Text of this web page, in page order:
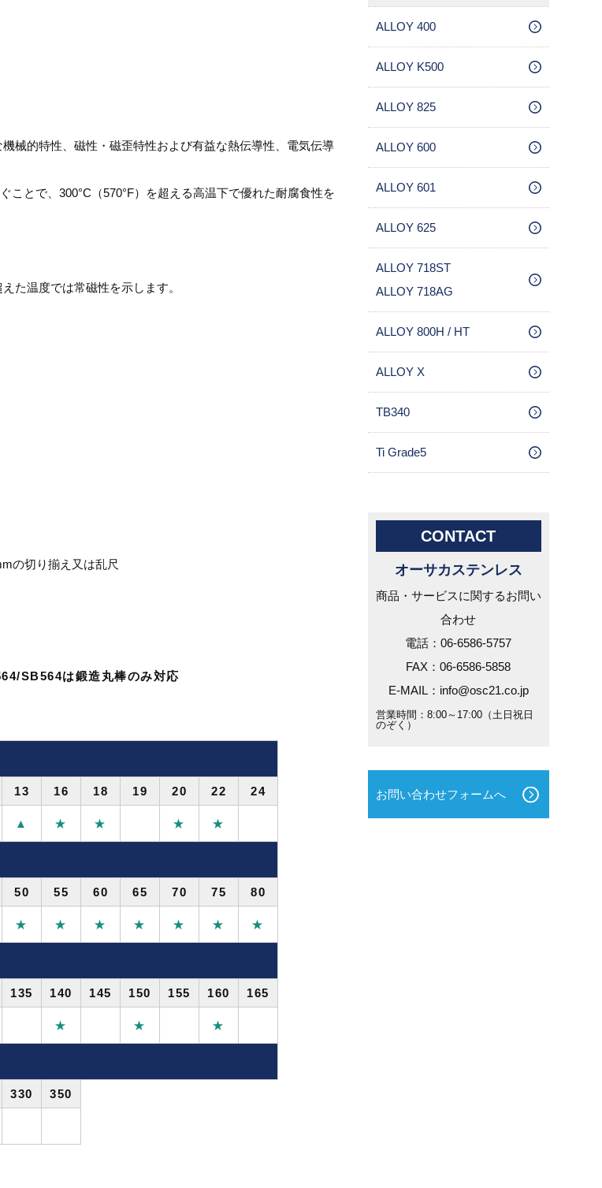
械的特性、磁性・磁歪特性および有益な熱伝導性、電気伝導
とで、300°C（570°F）を超える高温下で優れた耐腐食性を
た温度では常磁性を示します。
の切り揃え又は乱尺
は鍛造丸棒のみ対応
13 16 18 19 20 22 24
▲ ★ ★ ★ ★
50 55 60 65 70 75 80
★ ★ ★ ★ ★ ★ ★
135 140 145 150 155 160 165
★ ★ ★
330 350
ALLOY 400
ALLOY K500
ALLOY 825
ALLOY 600
ALLOY 601
ALLOY 625
ALLOY 718ST
ALLOY 718AG
ALLOY 800H / HT
ALLOY X
TB340
Ti Grade5
CONTACT
オーサカステンレス
商品・サービスに関するお問い
合わせ
電話：06-6586-5757
FAX：06-6586-5858
E-MAIL：info@osc21.co.jp
営業時間：8:00～17:00（土日祝日
のぞく）
お問い合わせフォームへ